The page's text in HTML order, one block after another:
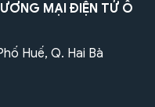
MẠI ĐIỆN TỬ Ô
Huế, Q. Hai Bà